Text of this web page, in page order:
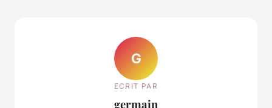
G
ECRIT PAR
germain